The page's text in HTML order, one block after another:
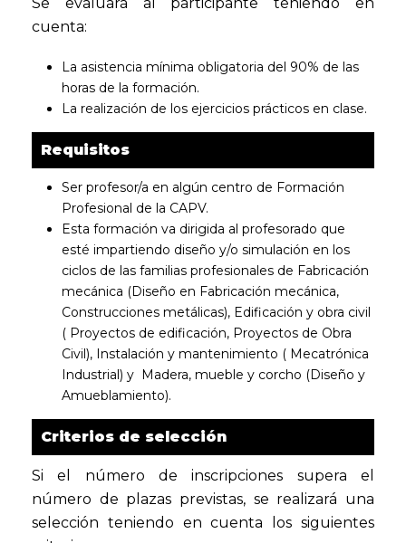
cuenta:
La asistencia mínima obligatoria del 90% de las
horas de la formación.
La realización de los ejercicios prácticos en clase.
Requisitos
Ser profesor/a en algún centro de Formación
Profesional de la CAPV.
Esta formación va dirigida al profesorado que
esté impartiendo diseño y/o simulación en los
ciclos de las familias profesionales de Fabricación
mecánica (Diseño en Fabricación mecánica,
Construcciones metálicas), Edificación y obra civil
( Proyectos de edificación, Proyectos de Obra
Civil), Instalación y mantenimiento ( Mecatrónica
Industrial) y Madera, mueble y corcho (Diseño y
Amueblamiento).
Criterios de selección
Si el número de inscripciones supera el
número de plazas previstas, se realizará una
selección teniendo en cuenta los siguientes